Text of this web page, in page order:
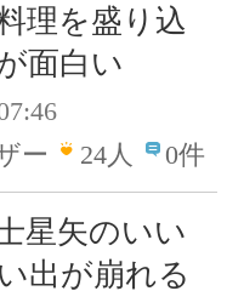
理を盛り込
面白い
ー
24人 0件
星矢のいい
出が崩れる